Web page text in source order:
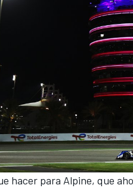
hacer para Alpine, que